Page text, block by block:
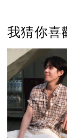
我猜你喜